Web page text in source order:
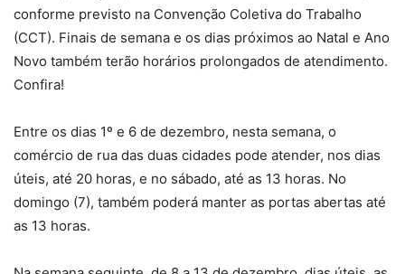
conforme previsto na Convenção Coletiva do Trabalho
(CCT). Finais de semana e os dias próximos ao Natal e Ano
Novo também terão horários prolongados de atendimento.
Confira!
Entre os dias 1º e 6 de dezembro, nesta semana, o
comércio de rua das duas cidades pode atender, nos dias
úteis, até 20 horas, e no sábado, até as 13 horas. No
domingo (7), também poderá manter as portas abertas até
as 13 horas.